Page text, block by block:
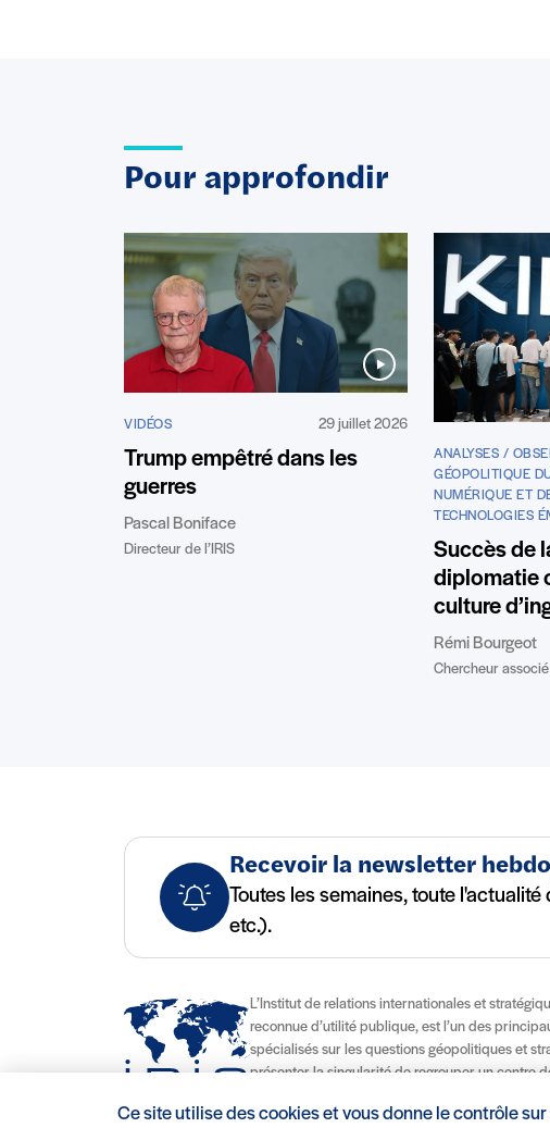
Pour approfondir
VIDÉOS 29 juillet 2026
Trump empêtré dans les
guerres
Pascal Boniface
Directeur de l’IRIS
ANALYSES /
GÉOPOLITIQUE
NUMÉRIQUE ET
TECHNOLOGIES
Succès de
diplomatie
culture
Rémi Bourgeot
Chercheur associé
Recevoir la newsletter
Toutes les semaines, toute
etc.).
L’Institut de relations internationales et
reconnue d’utilité publique, est l’un des
spécialisés sur les questions géopolitiques et
présenter la singularité de regrouper un centre
contribuant à son attractivité nationale et
Ce site utilise des cookies et vous donne le contrôle